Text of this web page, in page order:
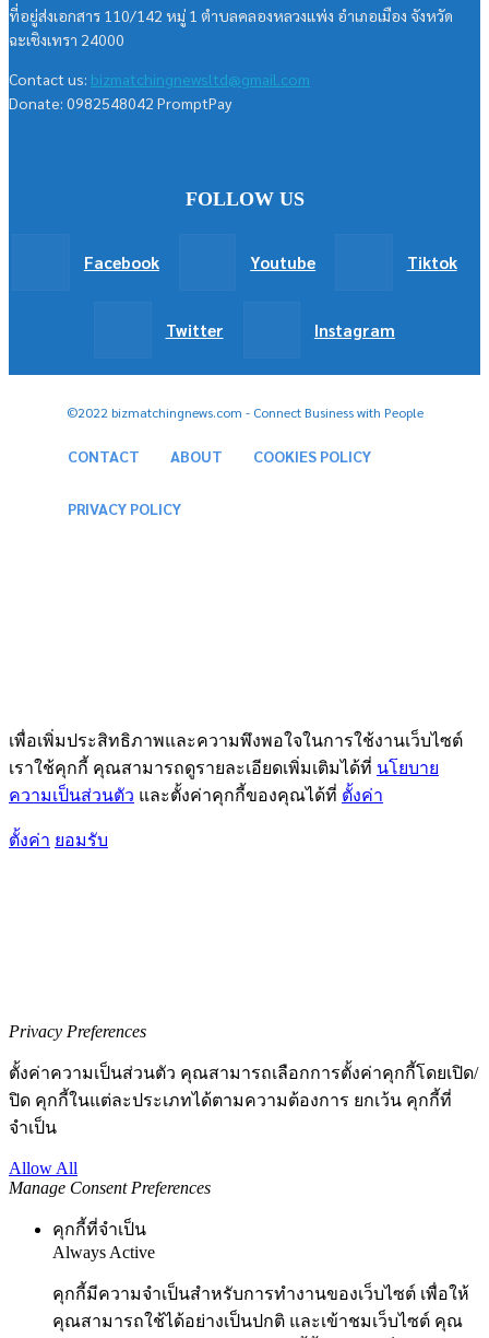
ที่อยู่ส่งเอกสาร 110/142 หมู่ 1 ตำบลคลองหลวงแพ่ง อำเภอเมือง จังหวัด
ฉะเชิงเทรา 24000
Contact us: bizmatchingnewsltd@gmail.com
Donate: 0982548042 PromptPay
FOLLOW US
Facebook Youtube Tiktok
Twitter Instagram
©2022 bizmatchingnews.com - Connect Business with People
CONTACT ABOUT COOKIES POLICY
PRIVACY POLICY
เพื่อเพิ่มประสิทธิภาพและความพึงพอใจในการใช้งานเว็บไซต์
เราใช้คุกกี้ คุณสามารถดูรายละเอียดเพิ่มเติมได้ที่ นโยบาย
ความเป็นส่วนตัว และตั้งค่าคุกกี้ของคุณได้ที่ ตั้งค่า
ตั้งค่า ยอมรับ
Privacy Preferences
ตั้งค่าความเป็นส่วนตัว คุณสามารถเลือกการตั้งค่าคุกกี้โดยเปิด/
ปิด คุกกี้ในแต่ละประเภทได้ตามความต้องการ ยกเว้น คุกกี้ที่
จำเป็น
Allow All
Manage Consent Preferences
คุกกี้ที่จำเป็น
Always Active
คุกกี้มีความจำเป็นสำหรับการทำงานของเว็บไซต์ เพื่อให้
คุณสามารถใช้ได้อย่างเป็นปกติ และเข้าชมเว็บไซต์ คุณ